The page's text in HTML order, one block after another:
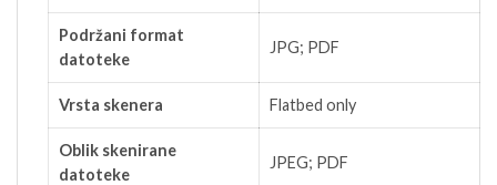
Podržani format
datoteke
JPG; PDF
Vrsta skenera Flatbed only
Oblik skenirane
datoteke
JPEG; PDF